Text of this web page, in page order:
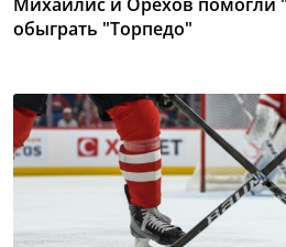
обыграть "Торпедо"